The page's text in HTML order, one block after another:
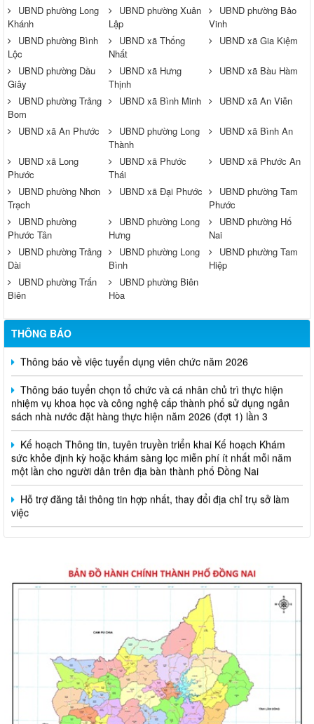
UBND phường Long
Khánh
UBND phường Xuân
Lập
UBND phường Bảo
Vinh
UBND phường Bình
Lộc
UBND xã Thống
Nhất
UBND xã Gia Kiệm
UBND phường Dầu
Giây
UBND xã Hưng
Thịnh
UBND xã Bàu Hàm
UBND phường Trảng
Bom
UBND xã Bình Minh UBND xã An Viễn
UBND xã An Phước
UBND phường Long
Thành
UBND xã Bình An
UBND xã Long
Phước
UBND xã Phước
Thái
UBND xã Phước An
UBND phường Nhơn
Trạch
UBND xã Đại Phước
UBND phường Tam
Phước
UBND phường
Phước Tân
UBND phường Long
Hưng
UBND phường Hố
Nai
UBND phường Trảng
Dài
UBND phường Long
Bình
UBND phường Tam
Hiệp
UBND phường Trấn
Biên
UBND phường Biên
Hòa
THÔNG BÁO
Thông báo về việc tuyển dụng viên chức năm 2026
Thông báo tuyển chọn tổ chức và cá nhân chủ trì thực hiện
nhiệm vụ khoa học và công nghệ cấp thành phố sử dụng ngân
sách nhà nước đặt hàng thực hiện năm 2026 (đợt 1) lần 3
Kế hoạch Thông tin, tuyên truyền triển khai Kế hoạch Khám
sức khỏe định kỳ hoặc khám sàng lọc miễn phí ít nhất mỗi năm
một lần cho người dân trên địa bàn thành phố Đồng Nai
Hỗ trợ đăng tải thông tin hợp nhất, thay đổi địa chỉ trụ sở làm
việc
Công khai thông tin vi phạm pháp luật trong lĩnh vực đất đai, tại
phường Hố Nai